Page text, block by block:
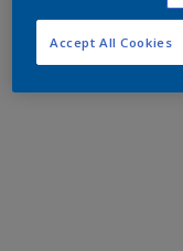
Accept All Cookies